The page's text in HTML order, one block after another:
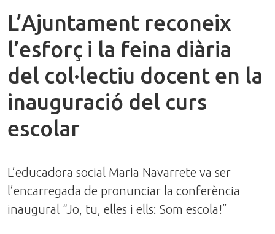
L’Ajuntament reconeix
l’esforç i la feina diària
del col·lectiu docent en la
inauguració del curs
escolar
L’educadora social Maria Navarrete va ser
l’encarregada de pronunciar la conferència
inaugural “Jo, tu, elles i ells: Som escola!”